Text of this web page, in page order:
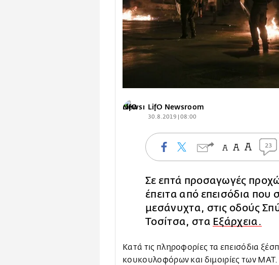
LifO Newsroom
30.8.2019 | 08:00
23
Σε επτά προσαγωγές
έπειτα από επεισόδια
μεσάνυχτα, στις οδούς
Τοσίτσα, στα Εξάρχεια.
Κατά τις πληροφορίες τα επεισόδια
κουκουλοφόρων και διμοιρίες των